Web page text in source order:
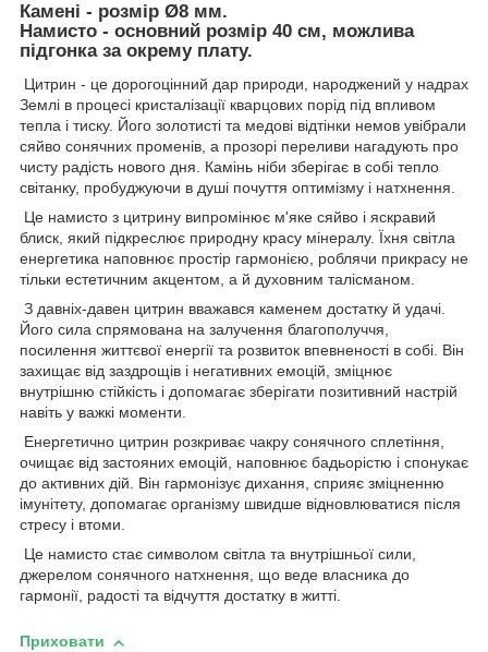
Камені - розмір Ø8 мм.
Намисто - основний розмір 40 см, можлива
підгонка за окрему плату.
Цитрин - це дорогоцінний дар природи, народжений у надрах
Землі в процесі кристалізації кварцових порід під впливом
тепла і тиску. Його золотисті та медові відтінки немов увібрали
сяйво сонячних променів, а прозорі переливи нагадують про
чисту радість нового дня. Камінь ніби зберігає в собі тепло
світанку, пробуджуючи в душі почуття оптимізму і натхнення.
Це намисто з цитрину випромінює м'яке сяйво і яскравий
блиск, який підкреслює природну красу мінералу. Їхня світла
енергетика наповнює простір гармонією, роблячи прикрасу не
тільки естетичним акцентом, а й духовним талісманом.
З давніх-давен цитрин вважався каменем достатку й удачі.
Його сила спрямована на залучення благополуччя,
посилення життєвої енергії та розвиток впевненості в собі. Він
захищає від заздрощів і негативних емоцій, зміцнює
внутрішню стійкість і допомагає зберігати позитивний настрій
навіть у важкі моменти.
Енергетично цитрин розкриває чакру сонячного сплетіння,
очищає від застояних емоцій, наповнює бадьорістю і спонукає
до активних дій. Він гармонізує дихання, сприяє зміцненню
імунітету, допомагає організму швидше відновлюватися після
стресу і втоми.
Це намисто стає символом світла та внутрішньої сили,
джерелом сонячного натхнення, що веде власника до
гармонії, радості та відчуття достатку в житті.
Приховати